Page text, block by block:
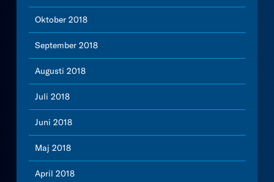
Oktober 2018
September 2018
Augusti 2018
Juli 2018
Juni 2018
Maj 2018
April 2018